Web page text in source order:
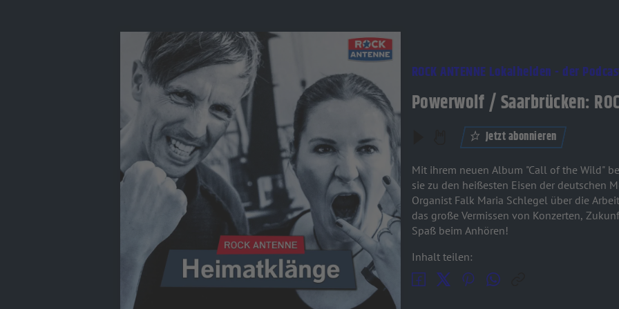
ROCK ANTENNE Lokalhelden - der
Powerwolf / Saarbrücken:
Jetzt abonnieren
Mit ihrem neuen Album "Call of the Wild"
sie zu den heißesten Eisen der deutschen
Organist Falk Maria Schlegel über die
das große Vermissen von Konzerten,
Spaß beim Anhören!
Inhalt teilen: